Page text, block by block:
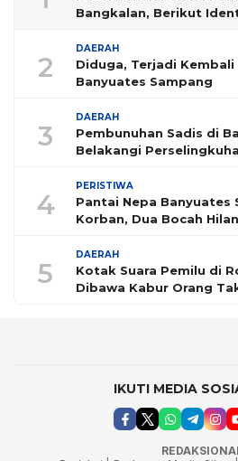
Bangkalan, Berikut
2
DAERAH
Diduga, Terjadi
Banyuates Sampang
3
DAERAH
Pembunuhan Sadis di
Belakangi
4
PERISTIWA
Pantai Nepa Banyuates
Korban, Dua Bocah
5
DAERAH
Kotak Suara Pemilu di
Dibawa Kabur Orang
IKUTI MEDIA